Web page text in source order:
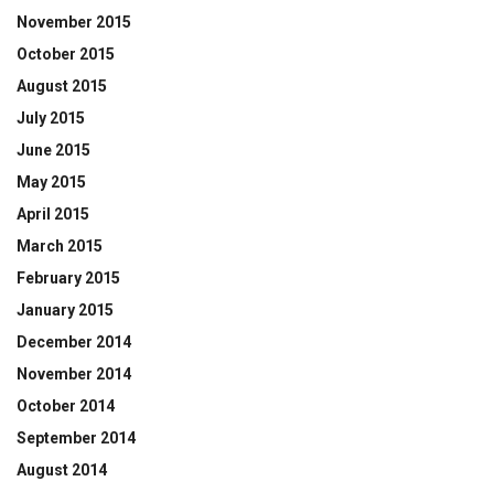
November 2015
October 2015
August 2015
July 2015
June 2015
May 2015
April 2015
March 2015
February 2015
January 2015
December 2014
November 2014
October 2014
September 2014
August 2014